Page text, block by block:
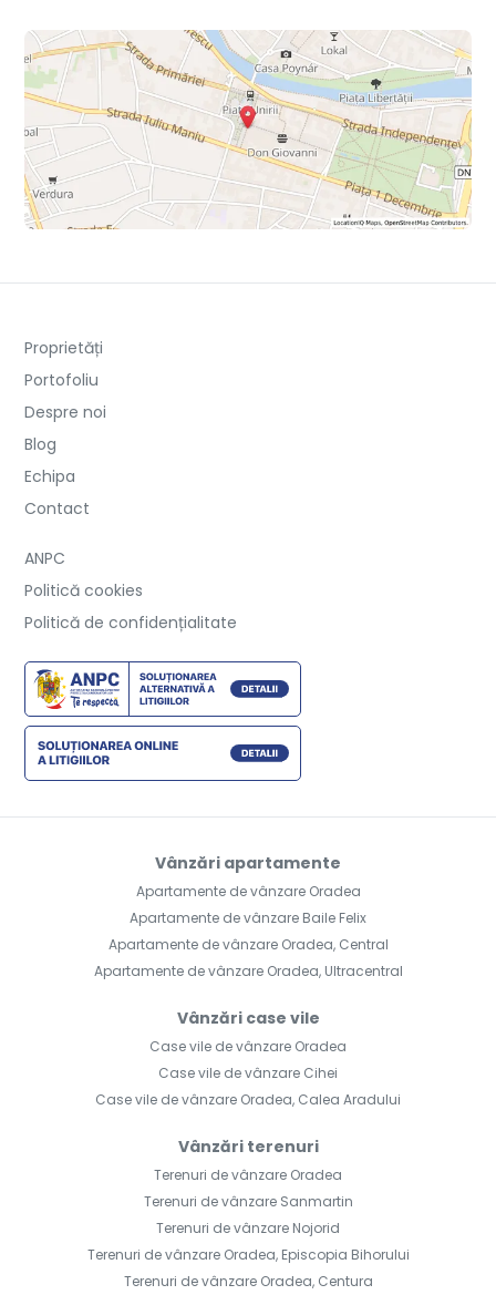
Proprietăți
Portofoliu
Despre noi
Blog
Echipa
Contact
ANPC
Politică cookies
Politică de confidențialitate
Vânzări apartamente
Apartamente de vânzare Oradea
Apartamente de vânzare Baile Felix
Apartamente de vânzare Oradea, Central
Apartamente de vânzare Oradea, Ultracentral
Vânzări case vile
Case vile de vânzare Oradea
Case vile de vânzare Cihei
Case vile de vânzare Oradea, Calea Aradului
Vânzări terenuri
Terenuri de vânzare Oradea
Terenuri de vânzare Sanmartin
Terenuri de vânzare Nojorid
Terenuri de vânzare Oradea, Episcopia Bihorului
Terenuri de vânzare Oradea, Centura